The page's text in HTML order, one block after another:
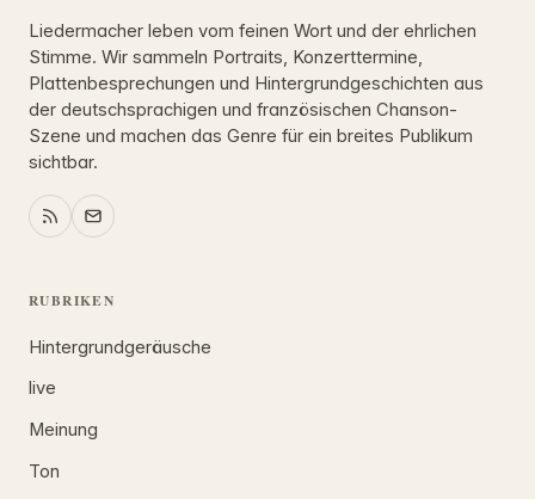
Liedermacher leben vom feinen Wort und der ehrlichen
Stimme. Wir sammeln Portraits, Konzerttermine,
Plattenbesprechungen und Hintergrundgeschichten aus
der deutschsprachigen und französischen Chanson-
Szene und machen das Genre für ein breites Publikum
sichtbar.
RUBRIKEN
Hintergrundgeräusche
live
Meinung
Ton